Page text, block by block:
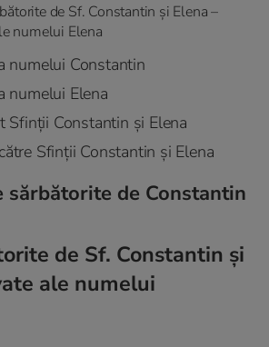
de Sf. Constantin și Elena –
numelui Elena
numelui Constantin
numelui Elena
Sfinții Constantin și Elena
Sfinții Constantin şi Elena
sărbătorite de Constantin
de Sf. Constantin și
ale numelui